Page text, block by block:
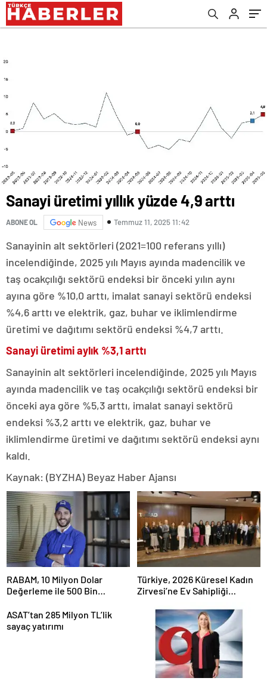
Sanayi üretimi yıllık yüzde 4,9 arttı
ABONE OL News Temmuz 11, 2025 11:42
Sanayinin alt sektörleri (2021=100 referans yıllı)
incelendiğinde, 2025 yılı Mayıs ayında madencilik ve
taş ocakçılığı sektörü endeksi bir önceki yılın aynı
ayına göre %10,0 arttı, imalat sanayi sektörü endeksi
%4,6 arttı ve elektrik, gaz, buhar ve iklimlendirme
üretimi ve dağıtımı sektörü endeksi %4,7 arttı.
Sanayi üretimi aylık %3,1 arttı
Sanayinin alt sektörleri incelendiğinde, 2025 yılı Mayıs
ayında madencilik ve taş ocakçılığı sektörü endeksi bir
önceki aya göre %5,3 arttı, imalat sanayi sektörü
endeksi %3,2 arttı ve elektrik, gaz, buhar ve
iklimlendirme üretimi ve dağıtımı sektörü endeksi aynı
kaldı.
Kaynak: (BYZHA) Beyaz Haber Ajansı
RABAM, 10 Milyon Dolar
Değerleme ile 500 Bin
Türkiye, 2026 Küresel Kadın
Zirvesi’ne Ev Sahipliği
ASAT’tan 285 Milyon TL’lik
sayaç yatırımı